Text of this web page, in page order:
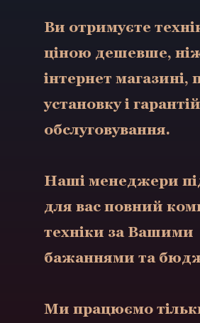
Ви отримуєте
ціною дешевше,
інтернет магазині,
установку і
обслуговування.
Наші менеджери
для вас повний
техніки за Вашими
бажаннями та
Ми працюємо